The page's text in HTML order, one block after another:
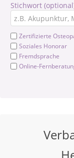
Stichwort
Zertifizierte
Soziales Honorar
Fremdsprache
Online-